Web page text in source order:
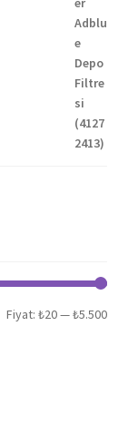
En
En
Fiyat:₺20—₺5.500